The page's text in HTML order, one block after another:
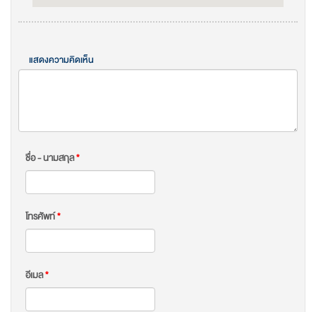
แสดงความคิดเห็น
ชื่อ - นามสกุล*
โทรศัพท์*
อีเมล*